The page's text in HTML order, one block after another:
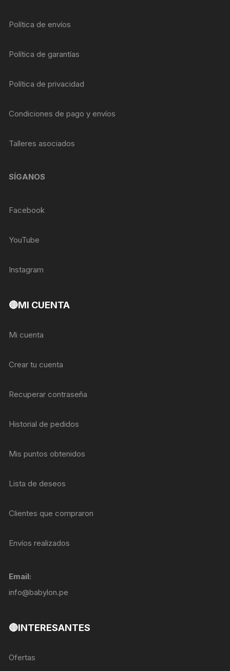
Política de envíos
Política de garantías
Política de privacidad
Condiciones de pago y envíos
Talleres asociados
SÍGANOS
Facebook
YouTube
Instagram
🔴MI CUENTA
Mi cuenta
Crear tu cuenta
Recuperar contraseña
Historial de pedidos
Mis puntos obtenidos
Lista de deseos
Clientes que compraron
Envíos realizados
Email:
info@babylon.pe
🔴INTERESANTES
Ofertas